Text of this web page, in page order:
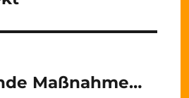
Maßnahme…